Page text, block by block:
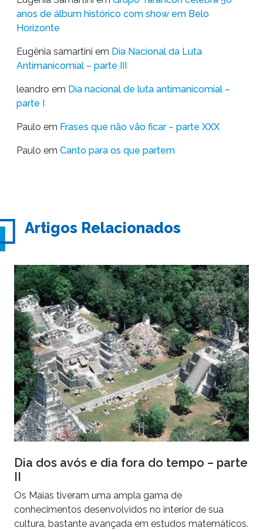
anos de álbum histórico com show em Belo
Horizonte
Eugênia samartini em Dia Nacional da Luta
Antimanicomial – parte III
leandro em Dia nacional de luta antimanicomial –
parte I
Paulo em Frases que não vão ficar – parte XXX
Paulo em Canto para os que partem
Artigos Relacionados
Dia dos avós e dia fora do tempo – parte
II
Os Maias tiveram uma ampla gama de
conhecimentos desenvolvidos no interior de sua
cultura, bastante avançada em estudos matemáticos.